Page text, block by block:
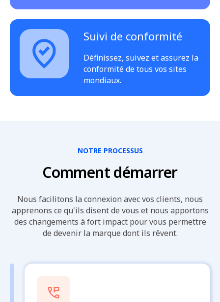
Suivi de conformité
Définissez, suivez et assurez la
conformité de tous vos sites
mondiaux.
NOTRE PROCESSUS
Comment démarrer
Nous facilitons la connexion avec vos clients, nous
apprenons ce qu'ils disent de vous et nous apportons
des changements à fort impact pour vous permettre
de devenir la marque dont ils rêvent.